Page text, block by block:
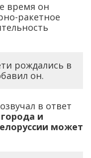
время он
ракетное
рождались в
он.
в ответ
и
может